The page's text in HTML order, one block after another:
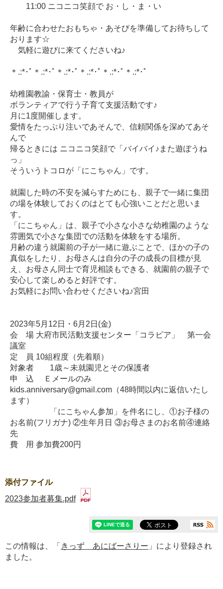
11:00 ニコニコ笑顔で お・し・ま・い
年齢に合わせたおもちゃ・あそびを準備してお待ちして
おります☆
気軽に遊びに来てくださいね♪
＊.:*･ﾟ＊.:*･ﾟ＊.:*･ﾟ＊.:*･ﾟ＊.:*･ﾟ＊.:*･ﾟ
幼稚園教諭・保育士・教員が
ボランティアで行う子育て支援活動です♪
月に1度開催します。
愛情をたっぷり注いであそんで、信頼関係を深めてあそ
んで
帰るときには ニコニコ笑顔で「バイバイ♪また遊ぼうね
っ」
そういうトコロが「にこちゃん」です。
就園した時の不安を減らすためにも、親子で一緒に集団
の場を体験しておくのはとても心強いことだと思いま
す。
「にこちゃん」は、親子で小さな小さな幼稚園のような
雰囲気で小さな集団での活動を体験をする場所。
月齢の違う就園前の子が一緒に遊ぶことで、ほかの子の
真似をしたり、お母さんは自分の子の成長の目標が見
え、お母さん同士で育児相談もできる、就園前の親子で
安心して楽しめると好評です。
お気軽にお問い合わせくださいね♪宮田
2023年5月12日・6月2日(金)
会 場 大府市民活動支援センター「コラビア」 第一会
議室
定 員 10組程度（先着順）
対象者 1歳～未就園児とその保護者
申 込 Ｅメールのみ
kids.anniversary@gmail.com（48時間以内に返信いたし
ます）
「にこちゃん参加」を件名にし、①お子様の
お名前(フリガナ) ②生年月日 ③お母さまのお名前④連絡
先
費 用 参加費200円
添付ファイル
2023参加者募集.pdf
この情報は、「 きっず あにばーさりー 」により登録され
ました。